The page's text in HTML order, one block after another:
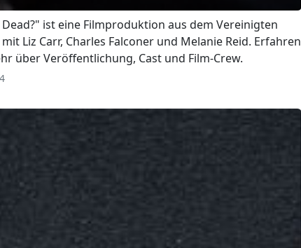
ist eine Filmproduktion aus dem Vereinigten
Liz Carr, Charles Falconer und Melanie Reid. Erfahren
über Veröffentlichung, Cast und Film-Crew.